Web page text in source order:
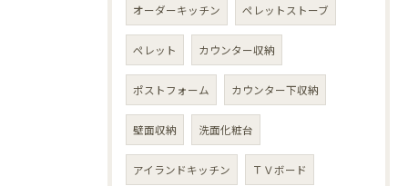
オーダーキッチン ペレットストーブ
ペレット カウンター収納
ポストフォーム カウンター下収納
壁面収納 洗面化粧台
アイランドキッチン ＴＶボード